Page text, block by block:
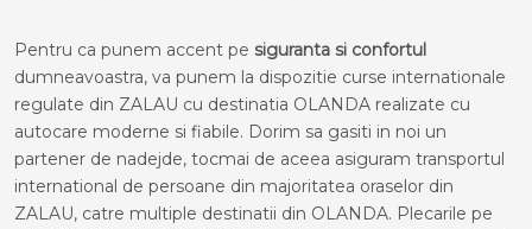
Pentru ca punem accent pe siguranta si confortul
dumneavoastra, va punem la dispozitie curse internationale
regulate din ZALAU cu destinatia OLANDA realizate cu
autocare moderne si fiabile. Dorim sa gasiti in noi un
partener de nadejde, tocmai de aceea asiguram transportul
international de persoane din majoritatea oraselor din
ZALAU, catre multiple destinatii din OLANDA. Plecarile pe